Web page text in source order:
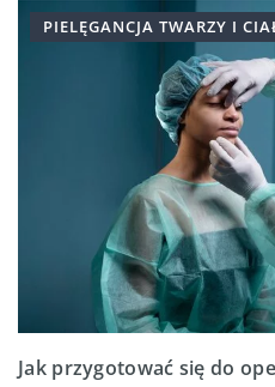
PIELĘGANCJA TWARZY I
Jak przygotować się do